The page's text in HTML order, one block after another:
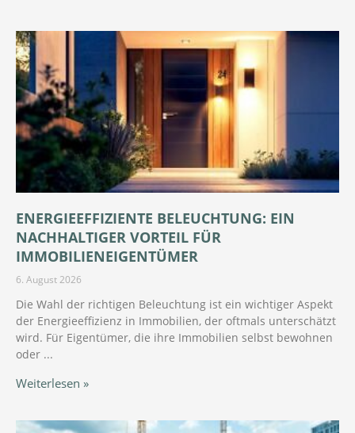
ENERGIEEFFIZIENTE BELEUCHTUNG: EIN
NACHHALTIGER VORTEIL FÜR
IMMOBILIENEIGENTÜMER
6. August 2026
Die Wahl der richtigen Beleuchtung ist ein wichtiger Aspekt
der Energieeffizienz in Immobilien, der oftmals unterschätzt
wird. Für Eigentümer, die ihre Immobilien selbst bewohnen
oder
Weiterlesen »